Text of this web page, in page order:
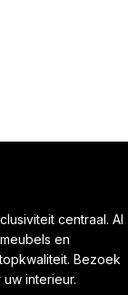
centraal. Al
en
Bezoek
interieur.